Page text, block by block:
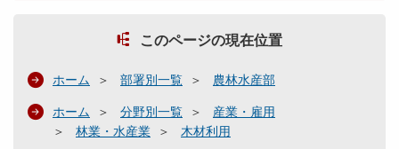
このページの現在位置
ホーム 部署別一覧 農林水産部
ホーム 分野別一覧
産業・雇用
林業・水産業
木材利用